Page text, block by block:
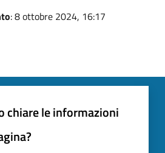
: 8 ottobre 2024, 16:17
chiare le informazioni